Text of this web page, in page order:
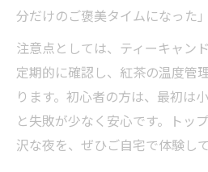
分だけのご褒美タイムになった
注意点としては、ティーキャン
定期的に確認し、紅茶の温度管
ります。初心者の方は、最初は
と失敗が少なく安心です。トッ
沢な夜を、ぜひご自宅で体験し